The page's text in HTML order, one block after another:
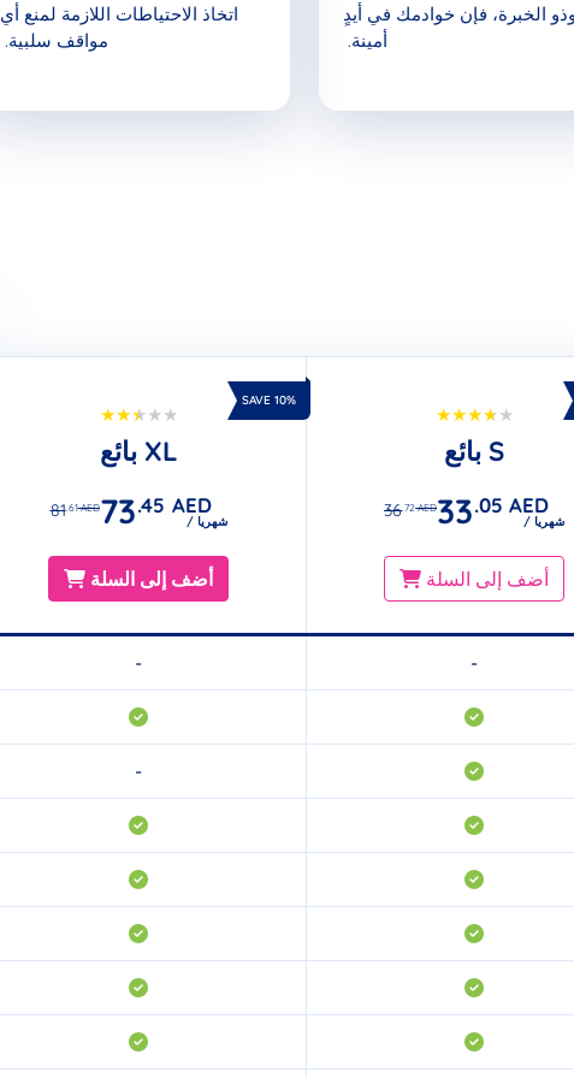
وذو الخبرة، فإن خوادمك في أيدٍ
أمينة.
اتخاذ الاحتياطات اللازمة لمنع أي
مواقف سلبية.
بائع XL
81 .61AED73.45 AED
/ شهريا
SAVE 10%
أضف إلى السلة
بائع S
36 .72AED33.05 AED
/ شهريا
أضف إلى السلة
-
-
-